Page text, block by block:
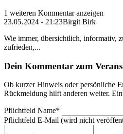
1 weiteren Kommentar anzeigen
23.05.2024 - 21:23Birgit Birk
Wie immer, übersichtlich, informativ,
zufrieden,...
Dein Kommentar zum
Ob kurzer Hinweis oder persönliche
Rückmeldung hilft anderen weiter.
Pflichtfeld Name*
Pflichtfeld E-Mail (wird nicht